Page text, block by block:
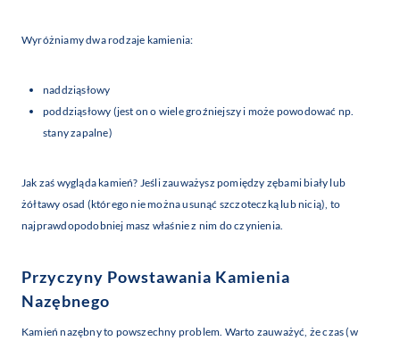
Wyróżniamy dwa rodzaje kamienia:
naddziąsłowy
poddziąsłowy (jest on o wiele groźniejszy i może powodować np.
stany zapalne)
Jak zaś wygląda kamień? Jeśli zauważysz pomiędzy zębami biały lub
żółtawy osad (którego nie można usunąć szczoteczką lub nicią), to
najprawdopodobniej masz właśnie z nim do czynienia.
Przyczyny Powstawania Kamienia
Nazębnego
Kamień nazębny to powszechny problem. Warto zauważyć, że czas (w